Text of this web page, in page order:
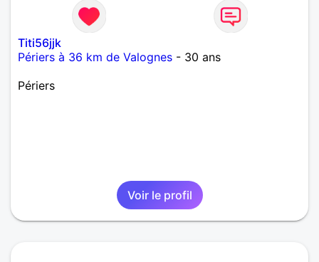
Titi56jjk
Périers à 36 km de Valognes - 30 ans
Périers
Voir le profil